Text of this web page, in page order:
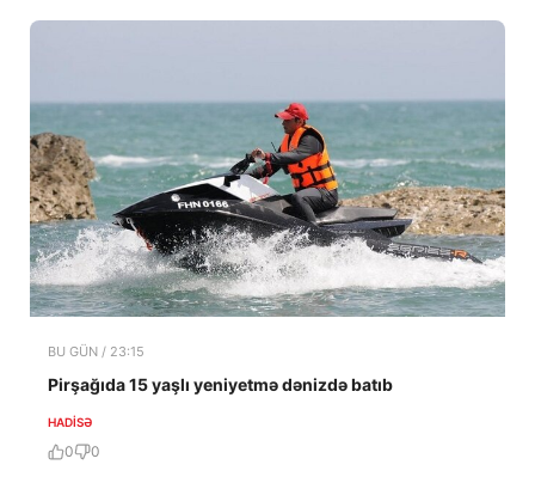
BU GÜN / 23:15
Pirşağıda 15 yaşlı yeniyetmə dənizdə batıb
HADISƏ
0 0